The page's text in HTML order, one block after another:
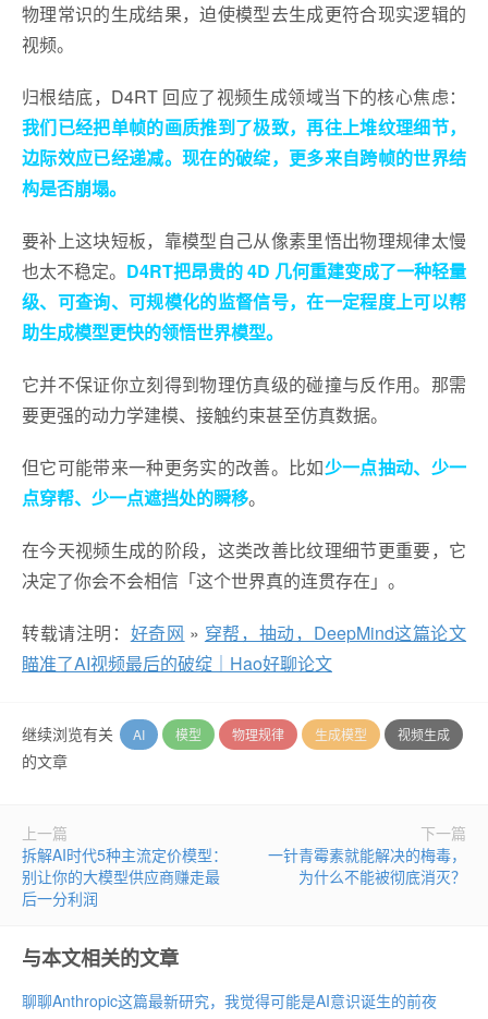
物理常识的生成结果，迫使模型去生成更符合现实逻辑的
视频。
归根结底，D4RT 回应了视频生成领域当下的核心焦虑：
我们已经把单帧的画质推到了极致，再往上堆纹理细节，
边际效应已经递减。现在的破绽，更多来自跨帧的世界结
构是否崩塌。
要补上这块短板，靠模型自己从像素里悟出物理规律太慢
也太不稳定。 D4RT把昂贵的 4D 几何重建变成了一种轻量
级、可查询、可规模化的监督信号，在一定程度上可以帮
助生成模型更快的领悟世界模型。
它并不保证你立刻得到物理仿真级的碰撞与反作用。那需
要更强的动力学建模、接触约束甚至仿真数据。
但它可能带来一种更务实的改善。比如少一点抽动、少一
点穿帮、少一点遮挡处的瞬移。
在今天视频生成的阶段，这类改善比纹理细节更重要，它
决定了你会不会相信「这个世界真的连贯存在」。
转载请注明： 好奇网 » 穿帮，抽动，DeepMind这篇论文
瞄准了AI视频最后的破绽｜Hao好聊论文
继续浏览有关 AI 模型 物理规律 生成模型 视频生成
的文章
上一篇
拆解AI时代5种主流定价模型：
别让你的大模型供应商赚走最
后一分利润
下一篇
一针青霉素就能解决的梅毒，
为什么不能被彻底消灭？
与本文相关的文章
聊聊Anthropic这篇最新研究，我觉得可能是AI意识诞生的前夜